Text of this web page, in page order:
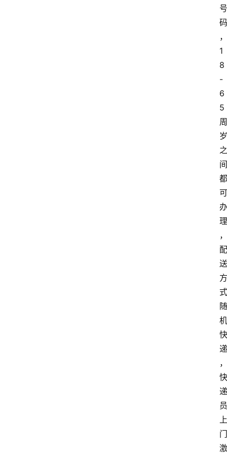
号
码
，
1
8
-
6
5
周
岁
之
间
都
可
办
理
，
配
送
方
式
随
机
快
递
，
快
递
员
上
门
激